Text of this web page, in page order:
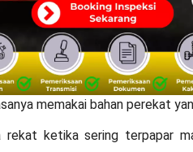
memakai bahan perekat
rekat ketika sering terpapar